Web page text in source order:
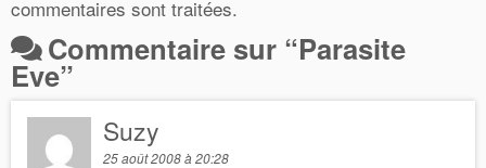
commentaires sont traitées.
Commentaire sur “Parasite
Eve”
Suzy
25 août 2008 à 20:28